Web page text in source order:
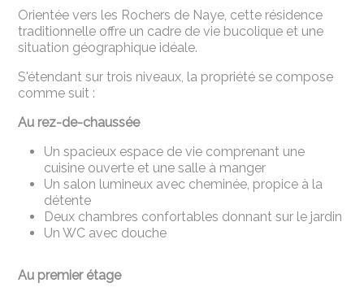
Orientée vers les Rochers de Naye, cette résidence
traditionnelle offre un cadre de vie bucolique et une
situation géographique idéale.
S'étendant sur trois niveaux, la propriété se compose
comme suit :
Au rez-de-chaussée
Un spacieux espace de vie comprenant une
cuisine ouverte et une salle à manger
Un salon lumineux avec cheminée, propice à la
détente
Deux chambres confortables donnant sur le jardin
Un WC avec douche
Au premier étage